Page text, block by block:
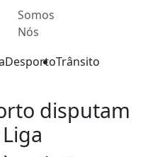
Somos
Nós
DesportoTrânsito
disputam